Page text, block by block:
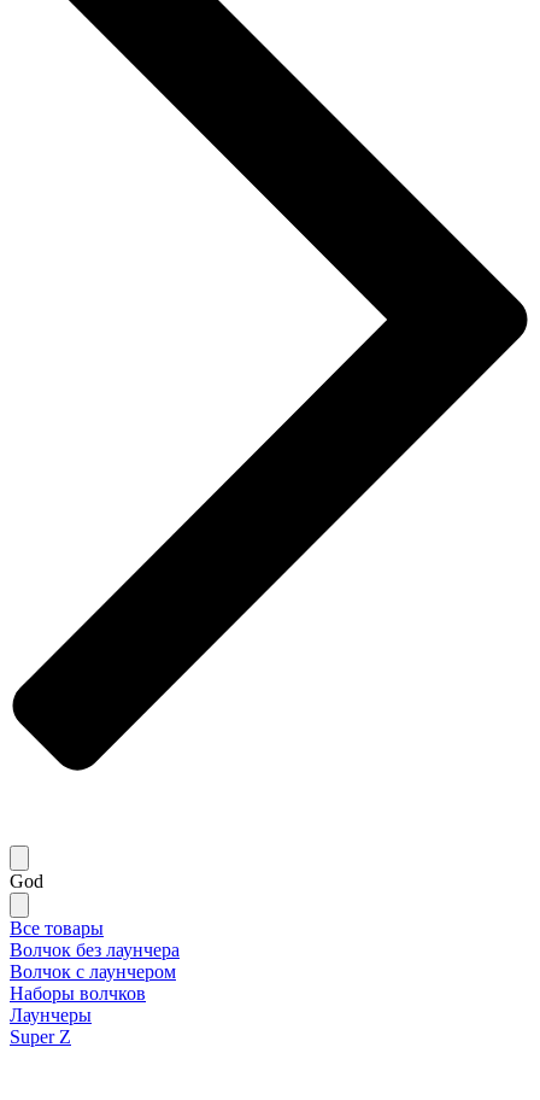
God
Все товары
Волчок без лаунчера
Волчок с лаунчером
Наборы волчков
Лаунчеры
Super Z